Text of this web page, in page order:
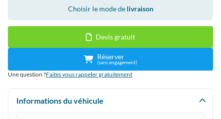
Choisir le mode de livraison
Devis gratuit
Réserver
(sans engagement)
Une question ?Faites vous rappeler gratuitement
Informations du véhicule